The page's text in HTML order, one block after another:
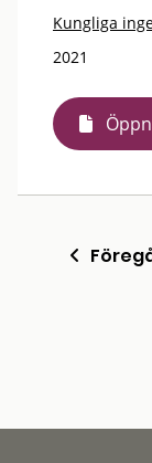
Kungliga
2021